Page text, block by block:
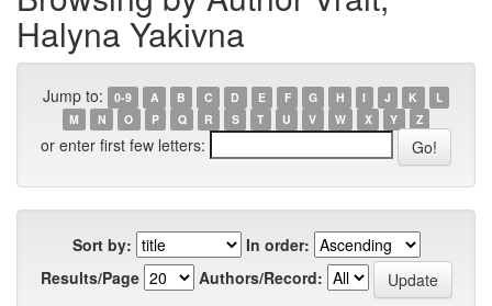
Halyna Yakivna
Jump to: 0-9 A B C D E F G H I J K
L
M
N O P Q R S T U V W X Y Z
or enter first few letters:
Sort by:
In order:
Results/Page
Authors/Record: